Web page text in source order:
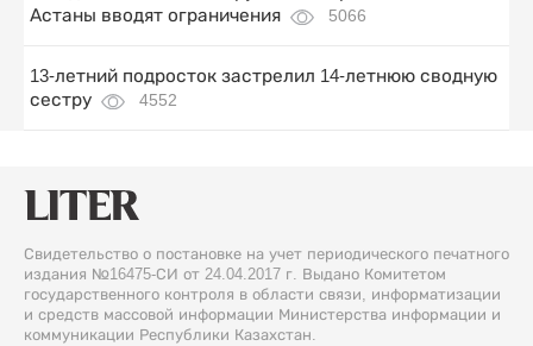
Астаны вводят ограничения
5066
13-летний подросток застрелил 14-летнюю сводную
сестру
4552
Свидетельство о постановке на учет периодического печатного
издания №16475-СИ от 24.04.2017 г. Выдано Комитетом
государственного контроля в области связи, информатизации
и средств массовой информации Министерства информации и
коммуникации Республики Казахстан.